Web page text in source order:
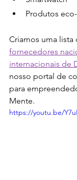
Produtos
Criamos uma lista
fornecedores
internacionais de
nosso portal de
para
Mente.
https://youtu.be/